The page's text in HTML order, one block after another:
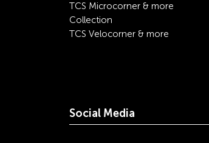
TCS Microcorner & more
Collection
TCS Velocorner & more
Social Media